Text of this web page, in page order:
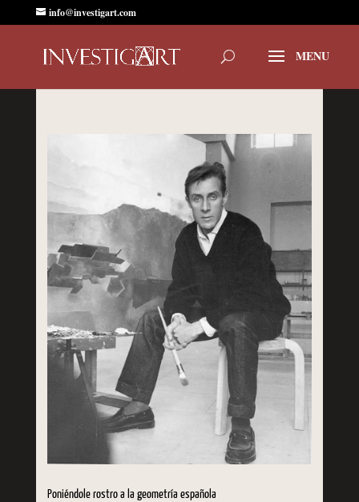
info@investigart.com
Poniéndole rostro a la geometría española